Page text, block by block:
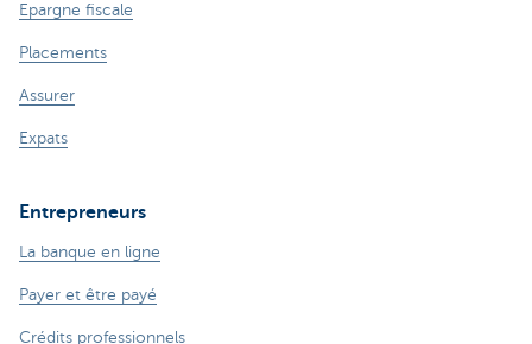
Epargne fiscale
Placements
Assurer
Expats
Entrepreneurs
La banque en ligne
Payer et être payé
Crédits professionnels